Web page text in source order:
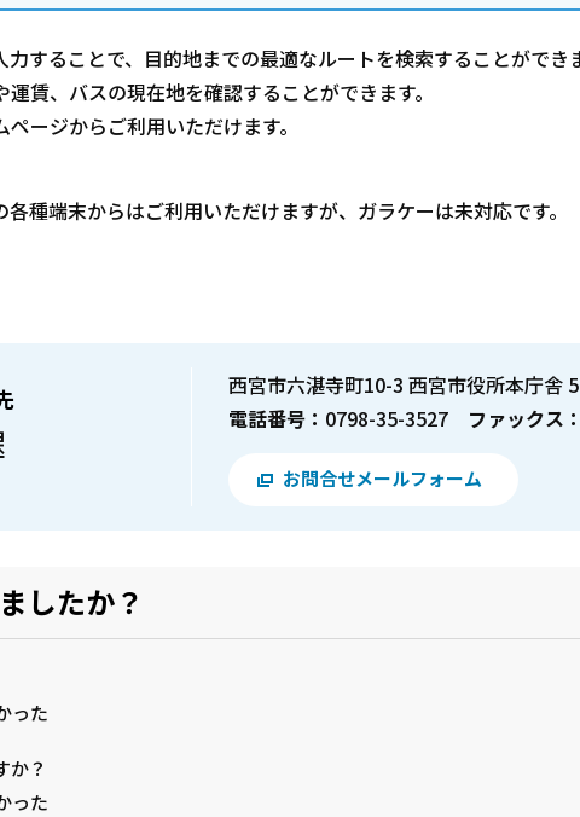
することで、目的地までの最適なルートを検索することができ
賃、バスの現在地を確認することができます。
ージからご利用いただけます。
種端末からはご利用いただけますが、ガラケーは未対応です。
西宮市六湛寺町10-3 西宮市役所本庁舎
電話番号： 0798-35-3527 ファックス：
お問合せメールフォーム
したか？
った
か？
った